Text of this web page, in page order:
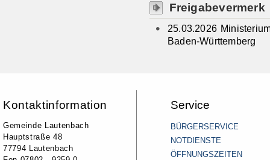
Freigabevermerk
25.03.2026
Baden-Württemberg
Kontaktinformation
Gemeinde Lautenbach
Hauptstraße 48
77794 Lautenbach
Service
BÜRGERSERVICE
NOTDIENSTE
ÖFFNUNGSZEITEN